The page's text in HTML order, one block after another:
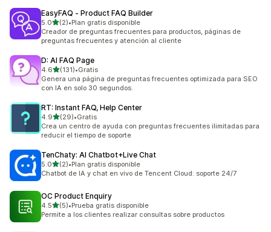
EasyFAQ ‑ Product FAQ Builder
5.0de 5 estrellas
(2)
2 reseñas en total
•Plan gratis disponible
Creador de preguntas frecuentes para productos, páginas de
preguntas frecuentes y atención al cliente
D: AI FAQ Page
4.6de 5 estrellas
(131)
131 reseñas en total
•Gratis
Genera una página de preguntas frecuentes optimizada para SEO
con IA en solo 30 segundos.
RT: Instant FAQ, Help Center
4.9de 5 estrellas
(29)
29 reseñas en total
•Gratis
Crea un centro de ayuda con preguntas frecuentes ilimitadas para
reducir el tiempo de soporte
TenChaty: AI Chatbot+Live Chat
5.0de 5 estrellas
(2)
2 reseñas en total
•Plan gratis disponible
Chatbot de IA y chat en vivo de Tencent Cloud: soporte 24/7
OC Product Enquiry
4.5de 5 estrellas
(5)
5 reseñas en total
•Prueba gratis disponible
Permite a los clientes realizar consultas sobre productos